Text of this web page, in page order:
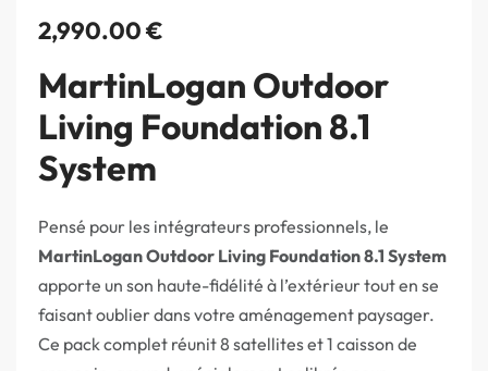
2,990.00€
MartinLogan Outdoor
Living Foundation 8.1
System
Pensé pour les intégrateurs professionnels, le
MartinLogan Outdoor Living Foundation 8.1 System
apporte un son haute-fidélité à l’extérieur tout en se
faisant oublier dans votre aménagement paysager.
Ce pack complet réunit 8 satellites et 1 caisson de